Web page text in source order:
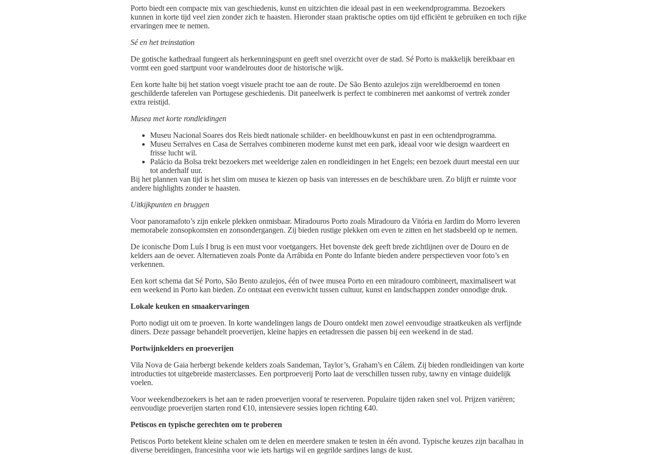
Porto biedt een compacte mix van geschiedenis, kunst en uitzichten die ideaal past in een weekendprogramma. Bezoekers
kunnen in korte tijd veel zien zonder zich te haasten. Hieronder staan praktische opties om tijd efficiënt te gebruiken en toch rijke
ervaringen mee te nemen.
Sé en het treinstation
De gotische kathedraal fungeert als herkenningspunt en geeft snel overzicht over de stad. Sé Porto is makkelijk bereikbaar en
vormt een goed startpunt voor wandelroutes door de historische wijk.
Een korte halte bij het station voegt visuele pracht toe aan de route. De São Bento azulejos zijn wereldberoemd en tonen
geschilderde taferelen van Portugese geschiedenis. Dit paneelwerk is perfect te combineren met aankomst of vertrek zonder
extra reistijd.
Musea met korte rondleidingen
Museu Nacional Soares dos Reis biedt nationale schilder- en beeldhouwkunst en past in een ochtendprogramma.
Museu Serralves en Casa de Serralves combineren moderne kunst met een park, ideaal voor wie design waardeert en
frisse lucht wil.
Palácio da Bolsa trekt bezoekers met weelderige zalen en rondleidingen in het Engels; een bezoek duurt meestal een uur
tot anderhalf uur.
Bij het plannen van tijd is het slim om musea te kiezen op basis van interesses en de beschikbare uren. Zo blijft er ruimte voor
andere highlights zonder te haasten.
Uitkijkpunten en bruggen
Voor panoramafoto’s zijn enkele plekken onmisbaar. Miradouros Porto zoals Miradouro da Vitória en Jardim do Morro leveren
memorabele zonsopkomsten en zonsondergangen. Zij bieden rustige plekken om even te zitten en het stadsbeeld op te nemen.
De iconische Dom Luís I brug is een must voor voetgangers. Het bovenste dek geeft brede zichtlijnen over de Douro en de
kelders aan de oever. Alternatieven zoals Ponte da Arrábida en Ponte do Infante bieden andere perspectieven voor foto’s en
verkennen.
Een kort schema dat Sé Porto, São Bento azulejos, één of twee musea Porto en een miradouro combineert, maximaliseert wat
een weekend in Porto kan bieden. Zo ontstaat een evenwicht tussen cultuur, kunst en landschappen zonder onnodige druk.
Lokale keuken en smaakervaringen
Porto nodigt uit om te proeven. In korte wandelingen langs de Douro ontdekt men zowel eenvoudige straatkeuken als verfijnde
diners. Deze passage behandelt proeverijen, kleine hapjes en eetadressen die passen bij een weekend in de stad.
Portwijnkelders en proeverijen
Vila Nova de Gaia herbergt bekende kelders zoals Sandeman, Taylor’s, Graham’s en Cálem. Zij bieden rondleidingen van korte
introducties tot uitgebreide masterclasses. Een portproeverij Porto laat de verschillen tussen ruby, tawny en vintage duidelijk
voelen.
Voor weekendbezoekers is het aan te raden proeverijen vooraf te reserveren. Populaire tijden raken snel vol. Prijzen variëren;
eenvoudige proeverijen starten rond €10, intensievere sessies lopen richting €40.
Petiscos en typische gerechten om te proberen
Petiscos Porto betekent kleine schalen om te delen en meerdere smaken te testen in één avond. Typische keuzes zijn bacalhau in
diverse bereidingen, francesinha voor wie iets hartigs wil en gegrilde sardines langs de kust.